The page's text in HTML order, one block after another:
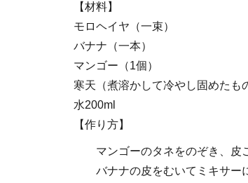
【材料】
モロヘイヤ（一束）
バナナ（一本）
マンゴー（1個）
寒天（煮溶かして冷やし固めたも
水200ml
【作り方】
マンゴーのタネをのぞき、皮
バナナの皮をむいてミキサー